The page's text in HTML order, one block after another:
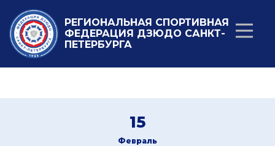
РЕГИОНАЛЬНАЯ СПОРТИВНАЯ
ФЕДЕРАЦИЯ ДЗЮДО САНКТ-
ПЕТЕРБУРГА
15
Февраль